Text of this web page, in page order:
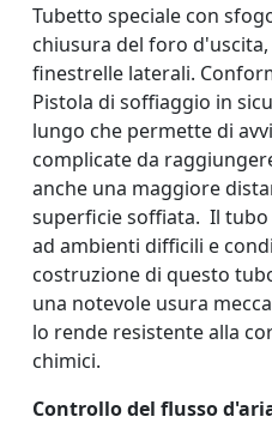
Tubetto speciale con
chiusura del foro d'uscita,
finestrelle laterali.
Pistola di soffiaggio in
lungo che permette di
complicate da
anche una maggiore
superficie soffiata. Il tubo
ad ambienti difficili e
costruzione di questo
una notevole usura
lo rende resistente alla
chimici.
Controllo del flusso